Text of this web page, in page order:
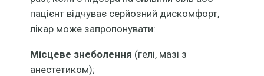
пацієнт відчуває серйозний дискомфорт,
лікар може запропонувати:
Місцеве знеболення (гелі, мазі з
анестетиком);